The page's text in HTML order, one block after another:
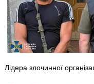
Лідера злочинної